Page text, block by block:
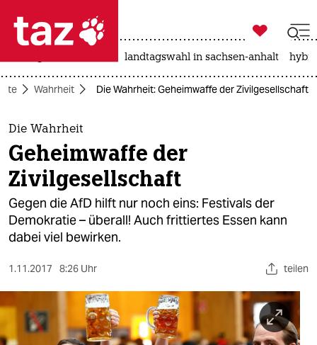
 taz zahl ich
taz zahl ich
themen
politik
öko
gesellschaft
sport
berlin

taz zahl ich
landtagswahl in sachsen-anhalt
Wahrheit Die Wahrheit: Geheimwaffe der Zivilgesellschaft
Die Wahrheit
Geheimwaffe der
Zivilgesellschaft
Gegen die AfD hilft nur noch eins: Festivals der
Demokratie – überall! Auch frittiertes Essen kann
dabei viel bewirken.
1.11.2017 8:26 Uhr teilen